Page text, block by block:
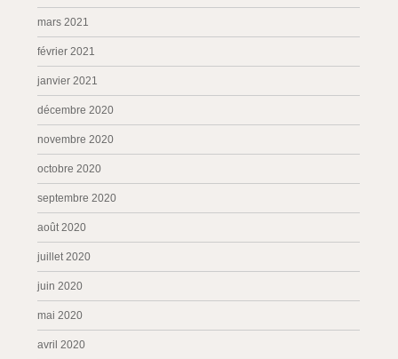
mars 2021
février 2021
janvier 2021
décembre 2020
novembre 2020
octobre 2020
septembre 2020
août 2020
juillet 2020
juin 2020
mai 2020
avril 2020